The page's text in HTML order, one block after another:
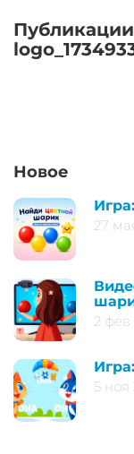
Публикации
Новое
27
2 фев
5 ноя